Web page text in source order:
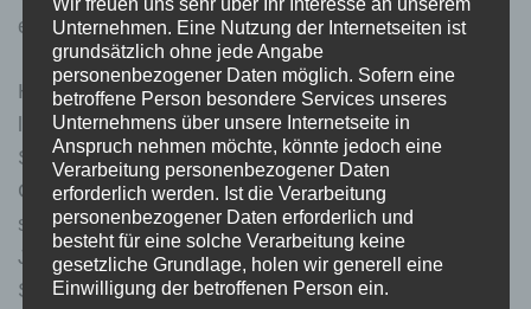
erschüttern uns.
Heute morgen haben die Klassenlehrer und -
lehrerinnen in den Klassen den Schülerinnen und
Schülern Raum und Zeit gegeben, über die
Geschehnisse, ihre Ängste und Sorgen zu
sprechen. Am morgigen Dienstag wird mit Pastor
Jeschke ein Notfallseelsorger eine offene
Sprechstunde anbieten für all diejenigen, die
Unternehmen. Eine Nutzung der Internetseiten ist
grundsätzlich ohne jede Angabe
personenbezogener Daten möglich. Sofern eine
betroffene Person besondere Services unseres
Unternehmens über unsere Internetseite in
Anspruch nehmen möchte, könnte jedoch eine
Verarbeitung personenbezogener Daten
erforderlich werden. Ist die Verarbeitung
personenbezogener Daten erforderlich und
besteht für eine solche Verarbeitung keine
gesetzliche Grundlage, holen wir generell eine
Einwilligung der betroffenen Person ein.